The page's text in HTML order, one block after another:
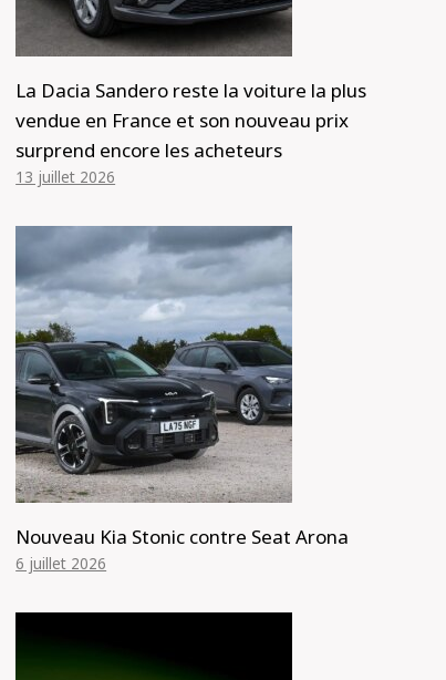
La Dacia Sandero reste la voiture la plus
vendue en France et son nouveau prix
surprend encore les acheteurs
13 juillet 2026
Nouveau Kia Stonic contre Seat Arona
6 juillet 2026